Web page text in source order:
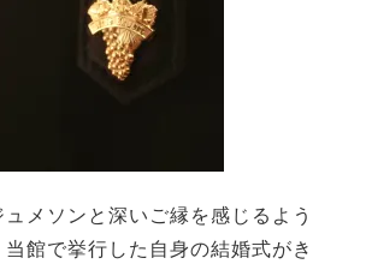
メソンと深いご縁を感じるよう
館で挙行した自身の結婚式がき